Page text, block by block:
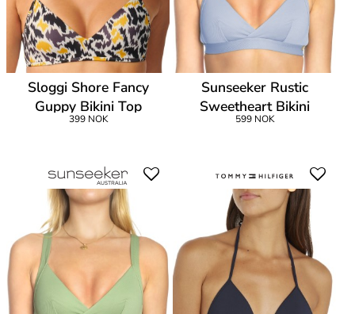
Sloggi Shore Fancy
Guppy Bikini Top
399 NOK
Sunseeker Rustic
Sweetheart Bikini
Bralette
599 NOK